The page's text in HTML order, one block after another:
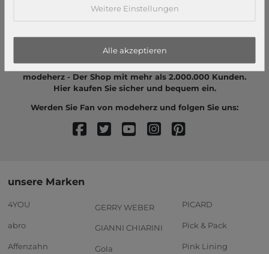
modeherz - Der Shop mit mehr als 2.000.000 Kunden.
Hier kaufen Sie sicher und bequem ein.
Werden Sie Fan von modeherz und folgen Sie uns:
unsere Marken
4YOU
abro
Affenzahn
GERRY WEBER
GIANNI CHIARINI
Gola
PICARD
Pick & Pack
Pink Lining
Weitere Einstellungen
Alle akzeptieren